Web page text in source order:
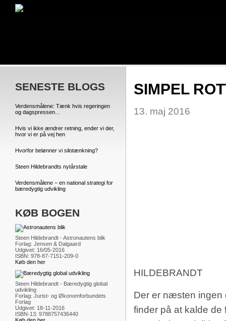
SENESTE BLOGS
Verdensmålene: Tænk hvis regeringen
og dagspressen…
Hvis vi ikke ændrer retning, ender vi der,
hvor vi er på vej hen
Hvorfor belønner vi silotænkning?
Steen Hildebrandts nytårstale
Verdensmålene – en national strategi for
bæredygtig udvikling
KØB BOGEN
Steen Hildebrandt - Astronautens blik
Forlag: Jensen & Dalgaard
Udgivet: 16/05-2016
ISBN: 978-87-7151-209-0
Køb den her
Steen Hildebrandt - Bæredygtig global
udvikling
Forlag: Jurist- og Økonomforbundets
Forlag
Udgivet: 18-11-2016
ISBN-13: 9788757436440
SIMPEL
13. maj 2016
HILDEBRANDT
Der er næsten ingen
finder på at kalde de